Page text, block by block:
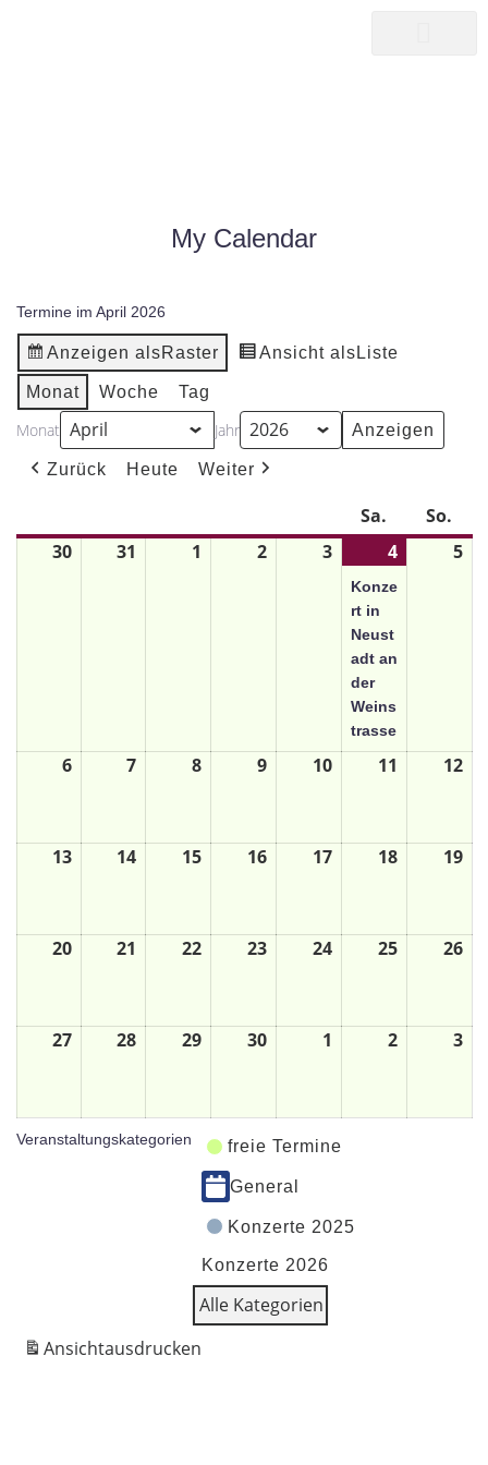
My Calendar
Termine im April 2026
Anzeigen alsRaster Ansicht als Liste
Monat Woche Tag
Monat Jahr
Zurück Heute Weiter
Sa.
So.
30
31 1 2 3 4
Konze
rt in
Neust
adt an
der
Weins
trasse
5
6 7 8 9 10 11 12
13 14 15 16 17 18 19
20 21 22 23 24 25 26
27 28 29 30 1 2 3
Veranstaltungskategorien freie Termine
General
Konzerte 2025
Konzerte 2026
Alle Kategorien
Ansichtausdrucken